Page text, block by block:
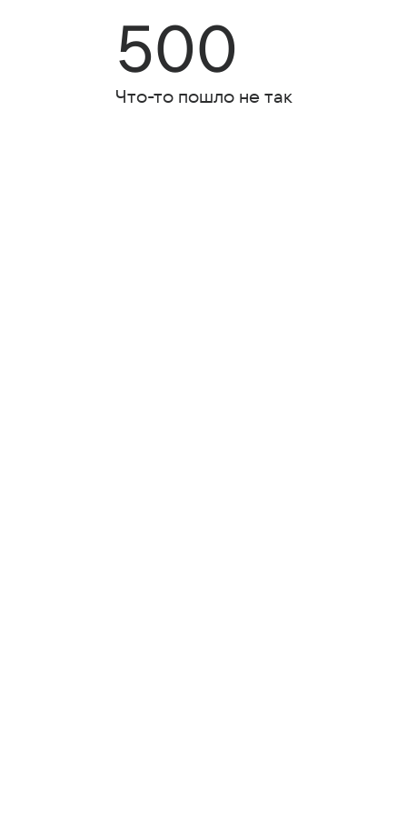
500
Что-то пошло не так